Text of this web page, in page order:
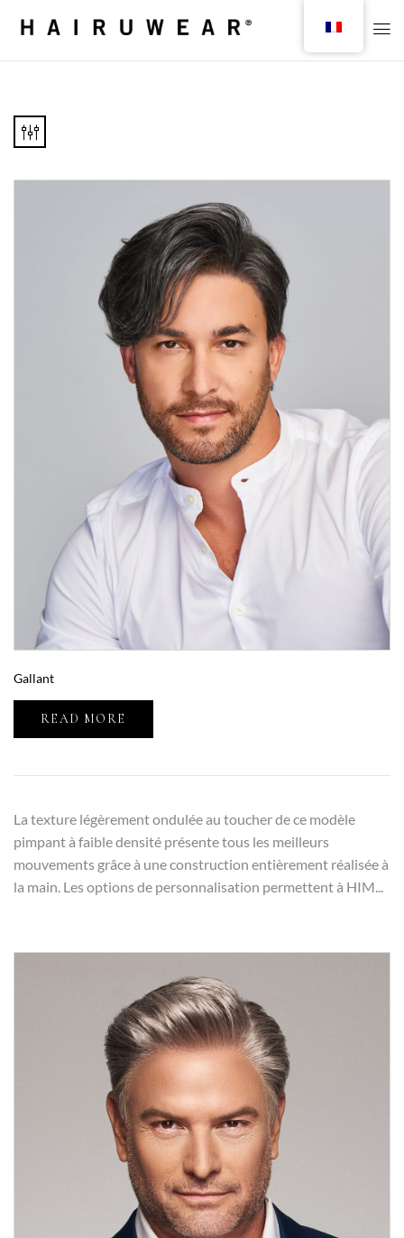
Gallant
READ MORE
La texture légèrement ondulée au toucher de ce modèle
pimpant à faible densité présente tous les meilleurs
mouvements grâce à une construction entièrement réalisée à
la main. Les options de personnalisation permettent à HIM...